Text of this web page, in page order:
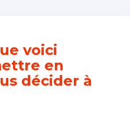
voici
en
décider à